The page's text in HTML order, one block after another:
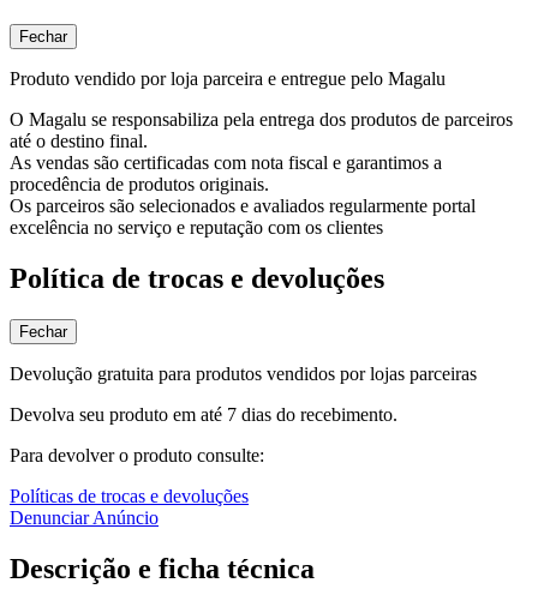
Fechar
Produto vendido por loja parceira e entregue pelo Magalu
O Magalu se responsabiliza pela entrega dos produtos de parceiros
até o destino final.
As vendas são certificadas com nota fiscal e garantimos a
procedência de produtos originais.
Os parceiros são selecionados e avaliados regularmente portal
excelência no serviço e reputação com os clientes
Política de trocas e devoluções
Fechar
Devolução gratuita para produtos vendidos por lojas parceiras
Devolva seu produto em até 7 dias do recebimento.
Para devolver o produto consulte:
Políticas de trocas e devoluções
Denunciar Anúncio
Descrição e ficha técnica